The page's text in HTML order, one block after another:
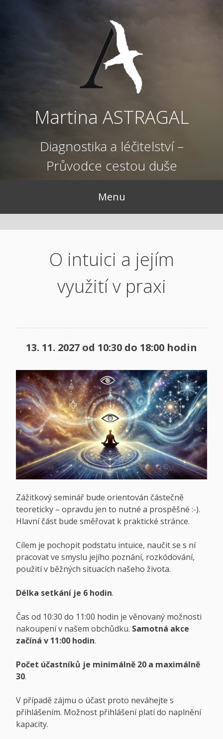
Martina ASTRAGAL
Diagnostika a léčitelství –
Průvodce cestou duše
Menu
O intuici a jejím
využití v praxi
13. 11. 2027 od 10:30 do 18:00 hodin
Zážitkový seminář bude orientován částečně
teoreticky – opravdu jen to nutné a prospěšné :-).
Hlavní část bude směřovat k praktické stránce.
Cílem je pochopit podstatu intuice, naučit se s ní
pracovat ve smyslu jejího poznání, rozkódování,
použití v běžných situacích našeho života.
Délka setkání je 6 hodin.
Čas od 10:30 do 11:00 hodin je věnovaný možnosti
nakoupení v našem obchůdku. Samotná akce
začíná v 11:00 hodin.
Počet účastníků je minimálně 20 a maximálně
30.
V případě zájmu o účast proto neváhejte s
přihlášením. Možnost přihlášení platí do naplnění
kapacity.